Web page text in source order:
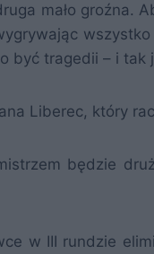
mało groźna.
być tragedii – i
Liberec, który
będzie
w III rundzie